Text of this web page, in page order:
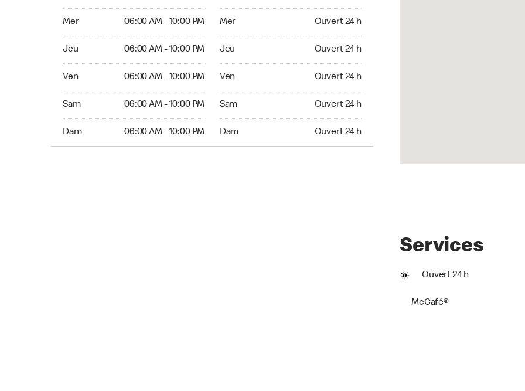
Mer 06:00 AM - 10:00 PM
Jeu 06:00 AM - 10:00 PM
Ven 06:00 AM - 10:00 PM
Sam 06:00 AM - 10:00 PM
Dam 06:00 AM - 10:00 PM
Mer Ouvert 24 h
Jeu Ouvert 24 h
Ven Ouvert 24 h
Sam Ouvert 24 h
Dam Ouvert 24 h
Services
Ouvert 24 h
McCafé®